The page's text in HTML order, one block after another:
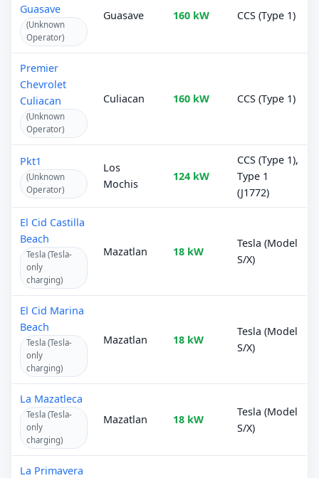
Guasave
(Unknown
Operator)
Guasave 160 kW CCS (Type 1)
Premier
Chevrolet
Culiacan
(Unknown
Operator)
Culiacan 160 kW CCS (Type 1)
Pkt1
(Unknown
Operator)
Los
Mochis
124 kW
CCS (Type 1),
Type 1
(J1772)
El Cid Castilla
Beach
Tesla (Tesla-
only
charging)
Mazatlan 18 kW
Tesla (Model
S/X)
El Cid Marina
Beach
Tesla (Tesla-
only
charging)
Mazatlan 18 kW
Tesla (Model
S/X)
La Mazatleca
Tesla (Tesla-
only
charging)
Mazatlan 18 kW
Tesla (Model
S/X)
La Primavera